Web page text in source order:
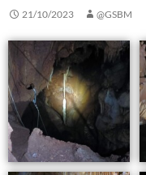
21/10/2023 @GSBM